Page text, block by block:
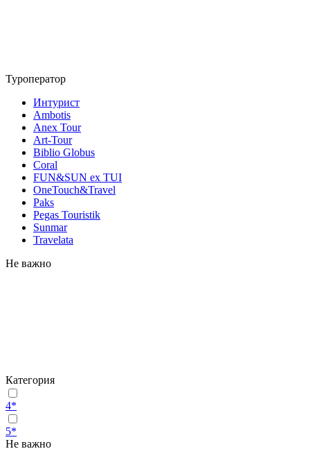
Туроператор
Интурист
Ambotis
Anex Tour
Art-Tour
Biblio Globus
Coral
FUN&SUN ex TUI
OneTouch&Travel
Paks
Pegas Touristik
Sunmar
Travelata
Не важно
Категория
4*
5*
Не важно